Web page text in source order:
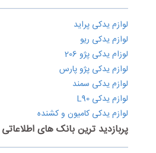
لوازم یدکی پراید
لوازم یدکی ریو
لوزام یدکی پژو 206
لوازم یدکی پژو پارس
لوازم یدکی سمند
لوازم یدکی L90
لوازم یدکی کامیون و کشنده
پربازدید ترین بانک های اطلاعاتی